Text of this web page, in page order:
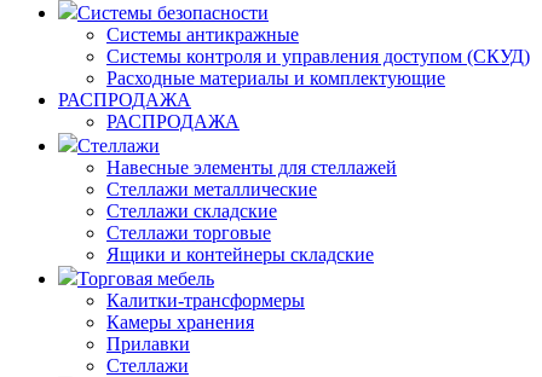
Системы безопасности
Системы антикражные
Системы контроля и управления доступом (СКУД)
Расходные материалы и комплектующие
РАСПРОДАЖА
РАСПРОДАЖА
Стеллажи
Навесные элементы для стеллажей
Стеллажи металлические
Стеллажи складские
Стеллажи торговые
Ящики и контейнеры складские
Торговая мебель
Калитки-трансформеры
Камеры хранения
Прилавки
Стеллажи